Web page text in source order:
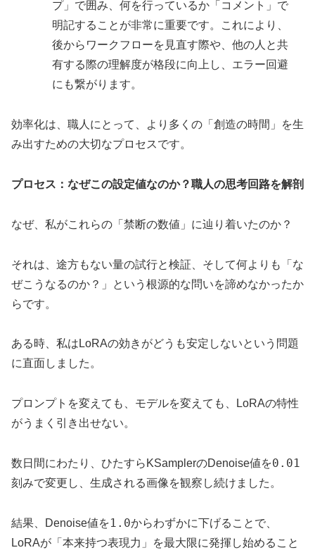
プ」で囲み、何を行っているか「コメント」で
明記することが非常に重要です。これにより、
後からワークフローを見直す際や、他の人と共
有する際の理解度が格段に向上し、エラー回避
にも繋がります。
効率化は、職人にとって、より多くの「創造の時間」を生
み出すための大切なプロセスです。
プロセス：なぜこの設定値なのか？職人の思考回路を解剖
なぜ、私がこれらの「禁断の数値」に辿り着いたのか？
それは、途方もない量の試行と検証、そして何よりも「な
ぜこうなるのか？」という根源的な問いを諦めなかったか
らです。
ある時、私はLoRAの効きがどうも安定しないという問題
に直面しました。
プロンプトを変えても、モデルを変えても、LoRAの特性
がうまく引き出せない。
数日間にわたり、ひたすらKSamplerのDenoise値を0.01
刻みで変更し、生成される画像を観察し続けました。
結果、Denoise値を1.0からわずかに下げることで、
LoRAが「本来持つ表現力」を最大限に発揮し始めること